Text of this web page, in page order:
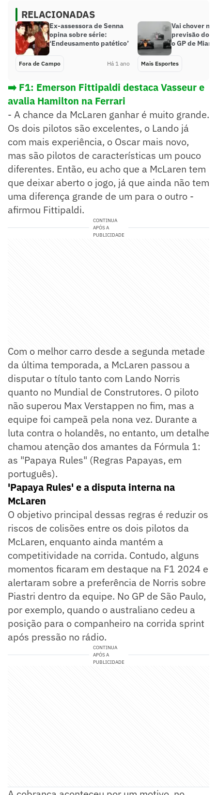
RELACIONADAS
Ex-assessora de Senna
opina sobre série:
‘Endeusamento patético’
Fora de Campo Há 1 ano
Vai chover na
previsão do
o GP de Miami
Mais Esportes
➡️ F1: Emerson Fittipaldi destaca Vasseur e
avalia Hamilton na Ferrari
- A chance da McLaren ganhar é muito grande.
Os dois pilotos são excelentes, o Lando já
com mais experiência, o Oscar mais novo,
mas são pilotos de características um pouco
diferentes. Então, eu acho que a McLaren tem
que deixar aberto o jogo, já que ainda não tem
uma diferença grande de um para o outro -
afirmou Fittipaldi.
CONTINUA
APÓS A
PUBLICIDADE
Com o melhor carro desde a segunda metade
da última temporada, a McLaren passou a
disputar o título tanto com Lando Norris
quanto no Mundial de Construtores. O piloto
não superou Max Verstappen no fim, mas a
equipe foi campeã pela nona vez. Durante a
luta contra o holandês, no entanto, um detalhe
chamou atenção dos amantes da Fórmula 1:
as "Papaya Rules" (Regras Papayas, em
português).
'Papaya Rules' e a disputa interna na
McLaren
O objetivo principal dessas regras é reduzir os
riscos de colisões entre os dois pilotos da
McLaren, enquanto ainda mantém a
competitividade na corrida. Contudo, alguns
momentos ficaram em destaque na F1 2024 e
alertaram sobre a preferência de Norris sobre
Piastri dentro da equipe. No GP de São Paulo,
por exemplo, quando o australiano cedeu a
posição para o companheiro na corrida sprint
após pressão no rádio.
CONTINUA
APÓS A
PUBLICIDADE